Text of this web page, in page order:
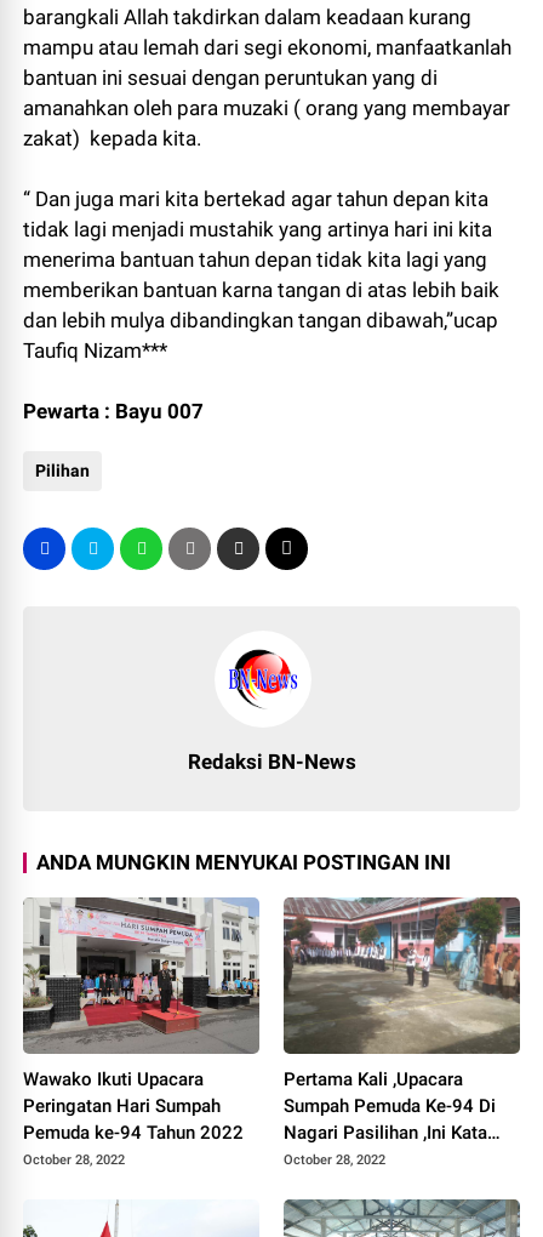
barangkali Allah takdirkan dalam keadaan kurang
mampu atau lemah dari segi ekonomi, manfaatkanlah
bantuan ini sesuai dengan peruntukan yang di
amanahkan oleh para muzaki ( orang yang membayar
zakat) kepada kita.
“ Dan juga mari kita bertekad agar tahun depan kita
tidak lagi menjadi mustahik yang artinya hari ini kita
menerima bantuan tahun depan tidak kita lagi yang
memberikan bantuan karna tangan di atas lebih baik
dan lebih mulya dibandingkan tangan dibawah,”ucap
Taufiq Nizam***
Pewarta : Bayu 007
Pilihan
Redaksi BN-News
ANDA MUNGKIN MENYUKAI POSTINGAN INI
Wawako Ikuti Upacara
Peringatan Hari Sumpah
Pemuda ke-94 Tahun 2022
October 28, 2022
Pertama Kali ,Upacara
Sumpah Pemuda Ke-94 Di
Nagari Pasilihan ,Ini Kata
Yonhi Nofri
October 28, 2022